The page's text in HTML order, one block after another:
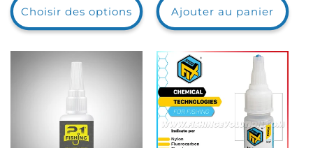
Choisir des options Ajouter au panier